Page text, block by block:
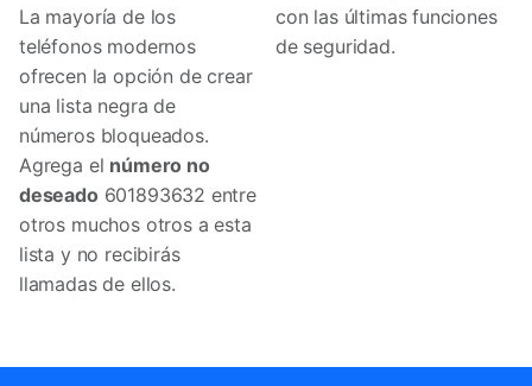
La mayoría de los
teléfonos modernos
ofrecen la opción de crear
una lista negra de
números bloqueados.
Agrega el número no
deseado 601893632 entre
otros muchos otros a esta
lista y no recibirás
llamadas de ellos.
con las últimas funciones
de seguridad.